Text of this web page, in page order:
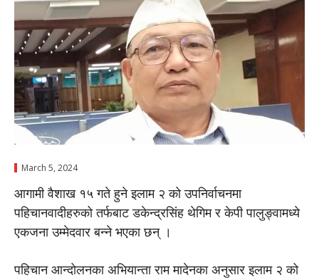
March 5, 2024
आगामी वैशाख १५ गते हुने इलाम २ को उपनिर्वाचनमा
पहिचानवादीहरुको तर्फबाट डकेन्द्रसिंह थेगिम र केपी पालुङ्वामध्ये
एकजना उम्मेदवार बन्ने भएका छन् ।
पहिचान आन्दोलनका अभियान्ता राम मादेनका अनुसार इलाम २ को